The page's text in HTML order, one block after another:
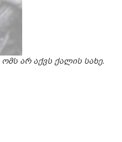
ომს არ აქვს ქალის სახე.